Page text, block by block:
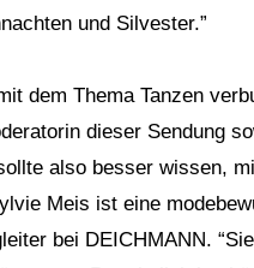
und Silvester.”
dem Thema Tanzen
dieser Sendung
also besser wissen,
Meis ist eine
bei DEICHMANN.